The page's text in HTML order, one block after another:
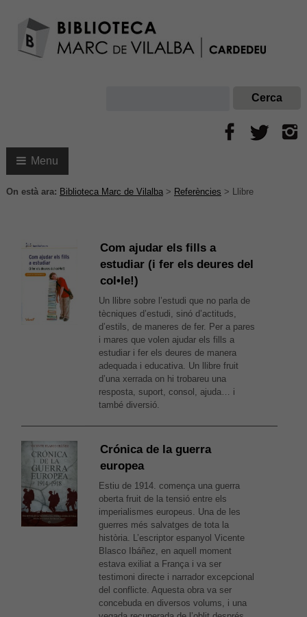
Menu
On està ara: Biblioteca Marc de Vilalba> Referències > Llibre
Com ajudar els fills a
estudiar (i fer els deures del
col•le!)
Un llibre sobre l’estudi que no parla de
tècniques d’estudi, sinó d’actituds,
d’estils, de maneres de fer. Per a pares
i mares que volen ajudar els fills a
estudiar i fer els deures de manera
adequada i educativa. Un llibre fruit
d’una xerrada on hi trobareu una
resposta, suport, consol, ajuda… i
també diversió.
Crónica de la guerra
europea
Estiu de 1914. comença una guerra
oberta fruit de la tensió entre els
imperialismes europeus. Una de les
guerres més salvatges de tota la
història. L’escriptor espanyol Vicente
Blasco Ibáñez, en aquell moment
estava exiliat a França i va ser
testimoni directe i narrador excepcional
del conflicte. Aquesta obra va ser
concebuda en diversos volums, i una